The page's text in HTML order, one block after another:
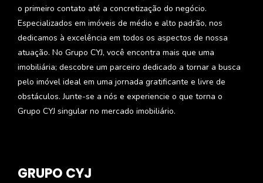
o primeiro contato até a concretização do negócio.
Especializados em imóveis de médio e alto padrão, nos
dedicamos à excelência em todos os aspectos de nossa
atuação. No Grupo CYJ, você encontra mais que uma
imobiliária; descobre um parceiro dedicado a tornar a busca
pelo imóvel ideal em uma jornada gratificante e livre de
obstáculos. Junte-se a nós e experiencie o que torna o
Grupo CYJ singular no mercado imobiliário.
GRUPO CYJ